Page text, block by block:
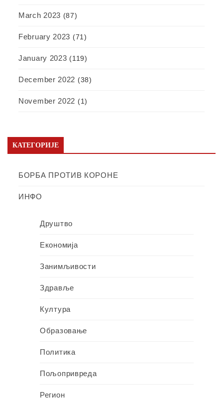
March 2023 (87)
February 2023 (71)
January 2023 (119)
December 2022 (38)
November 2022 (1)
КАТЕГОРИЈЕ
БОРБА ПРОТИВ КОРОНЕ
ИНФО
Друштво
Економија
Занимљивости
Здравље
Култура
Образовање
Политика
Пољопривреда
Регион